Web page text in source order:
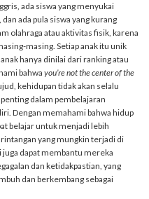
ada siswa yang menyukai
ada pula siswa yang kurang
olahraga atau aktivitas fisik, karena
masing. Setiap anak itu unik
hanya dinilai dari ranking atau
bahwa you’re not the center of the
kehidupan tidak akan selalu
dalam pembelajaran
Dengan memahami bahwa hidup
belajar untuk menjadi lebih
yang mungkin terjadi di
dapat membantu mereka
dan ketidakpastian, yang
dan berkembang sebagai